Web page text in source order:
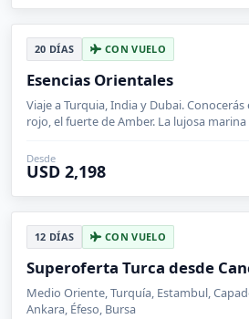
20 DÍAS CON VUELO
Esencias Orientales
Viaje a Turquia, India y Dubai.
rojo, el fuerte de Amber. La lujosa
Desde
USD 2,198
12 DÍAS CON VUELO
Superoferta Turca desde
Medio Oriente, Turquía, Estambul,
Ankara, Éfeso, Bursa